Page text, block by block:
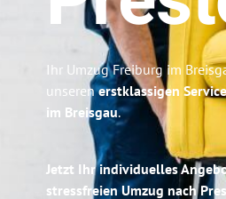
Ihr Umzug Freiburg im
unserenerstklassigen Service
im Breisgau.
Jetzt Ihr individuelles
stressfreien Umzug nach